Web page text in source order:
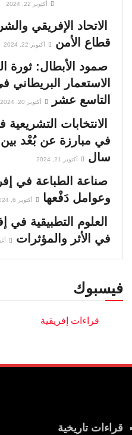
أكتوبر 22, 2024
الاتحاد الإفريقي
قطاع الأمن
أكتوبر 22, 2024
صمود الأبطال: ثورة
الاستعمار البريطاني
التاسع عشر
أكتوبر 20, 2024
الانتخابات
في مبارزة عن بُعْد
سال
أكتوبر 21, 2024
صناعة الطباعة في
وعوامل دَفْعها
أكتوبر 6, 2024
العلوم التطبيقية في
في الأثر والمؤثرات
فيسبوك
قراءات تاريخية